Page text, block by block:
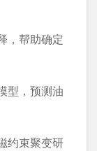
，帮助确定
型，预测油
约束聚变研